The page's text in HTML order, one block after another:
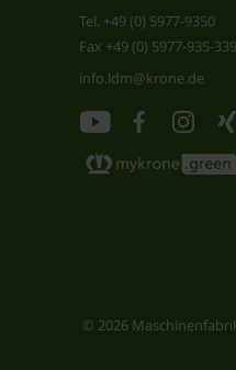
Tel. +49 (0) 5977-9350
Fax +49 (0) 5977-935-339
info.ldm@krone.de
© 2026